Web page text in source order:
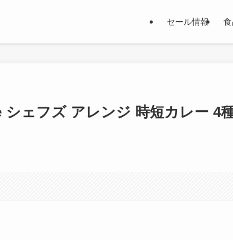
セール情報
シェフズ アレンジ 時短カレー 4